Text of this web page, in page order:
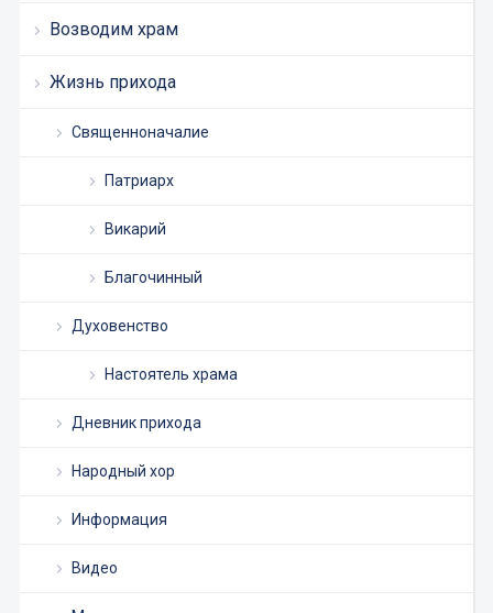
Возводим храм
Жизнь прихода
Священноначалие
Патриарх
Викарий
Благочинный
Духовенство
Настоятель храма
Дневник прихода
Народный хор
Информация
Видео